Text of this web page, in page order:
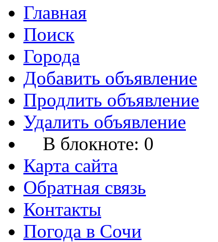
Главная
Поиск
Города
Добавить объявление
Продлить объявление
Удалить объявление
В блокноте: 0
Карта сайта
Обратная связь
Контакты
Погода в Сочи